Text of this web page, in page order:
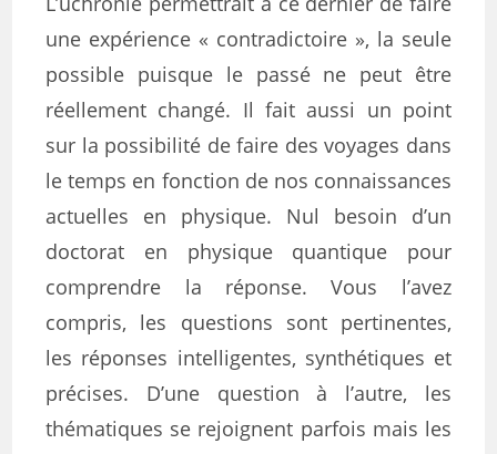
une expérience « contradictoire », la seule
possible puisque le passé ne peut être
réellement changé. Il fait aussi un point
sur la possibilité de faire des voyages dans
le temps en fonction de nos connaissances
actuelles en physique. Nul besoin d’un
doctorat en physique quantique pour
comprendre la réponse. Vous l’avez
compris, les questions sont pertinentes,
les réponses intelligentes, synthétiques et
précises. D’une question à l’autre, les
thématiques se rejoignent parfois mais les